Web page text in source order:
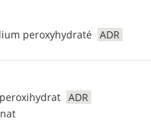
peroxyhydraté ADR
ADR